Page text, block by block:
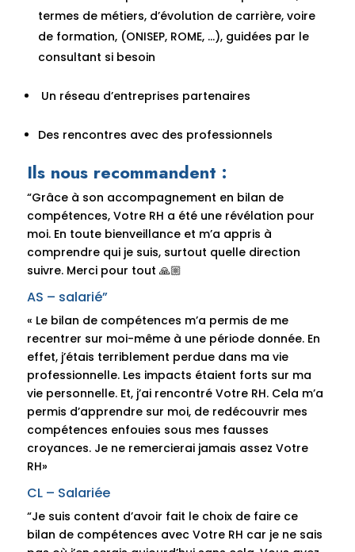
termes de métiers, d’évolution de carrière, voire
de formation, (ONISEP, ROME, …), guidées par le
consultant si besoin
Un réseau d’entreprises partenaires
Des rencontres avec des professionnels
Ils nous recommandent :
“Grâce à son accompagnement en bilan de
compétences, Votre RH a été une révélation pour
moi. En toute bienveillance et m’a appris à
comprendre qui je suis, surtout quelle direction
suivre. Merci pour tout 🙏🏼
AS – salarié”
« Le bilan de compétences m’a permis de me
recentrer sur moi-même à une période donnée. En
effet, j’étais terriblement perdue dans ma vie
professionnelle. Les impacts étaient forts sur ma
vie personnelle. Et, j’ai rencontré Votre RH. Cela m’a
permis d’apprendre sur moi, de redécouvrir mes
compétences enfouies sous mes fausses
croyances. Je ne remercierai jamais assez Votre
RH»
CL – Salariée
“Je suis content d’avoir fait le choix de faire ce
bilan de compétences avec Votre RH car je ne sais